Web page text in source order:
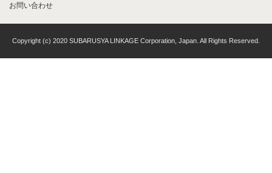
お問い合わせ
Copyright (c) 2020 SUBARUSYA LINKAGE Corporation, Japan. All Rights Reserved.